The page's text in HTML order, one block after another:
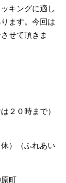
キングに適し
ます。今回は
せて頂きま
２０時まで）
）（ふれあい
町